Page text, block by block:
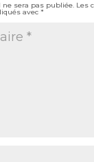
ne sera pas publiée. Les
avec *